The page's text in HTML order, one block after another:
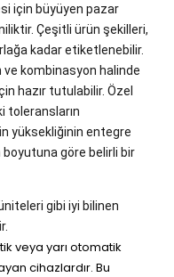
için büyüyen pazar
Çeşitli ürün şekilleri,
kadar etiketlenebilir.
kombinasyon halinde
hazır tutulabilir. Özel
toleransların
yüksekliğinin entegre
göre belirli bir
gibi iyi bilinen
veya yarı otomatik
cihazlardır. Bu